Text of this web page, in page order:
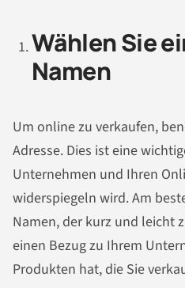
Wählen Sie
Namen
Um online zu verkaufen,
Adresse. Dies ist eine
Unternehmen und Ihren
widerspiegeln wird. Am
Namen, der kurz und leicht
einen Bezug zu Ihrem
Produkten hat, die Sie